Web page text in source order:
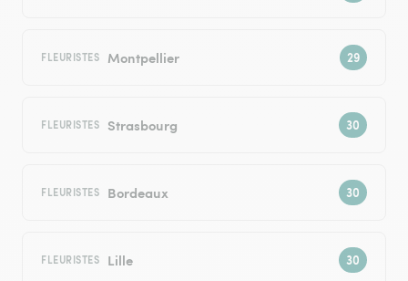
FLEURISTES Montpellier
FLEURISTES Strasbourg
FLEURISTES Bordeaux
FLEURISTES Lille